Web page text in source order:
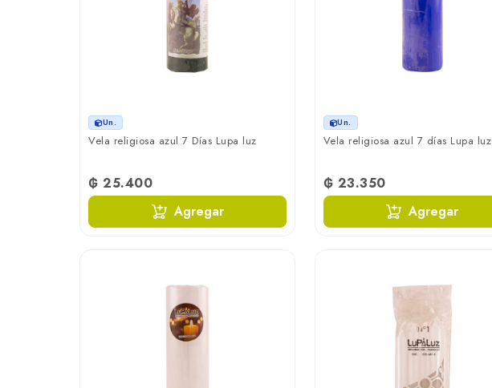
Un.
Vela religiosa azul 7 Días Lupa luz
₲ 25.400
Agregar
Un.
Vela religiosa azul 7 días Lupa luz
₲ 23.350
Agregar